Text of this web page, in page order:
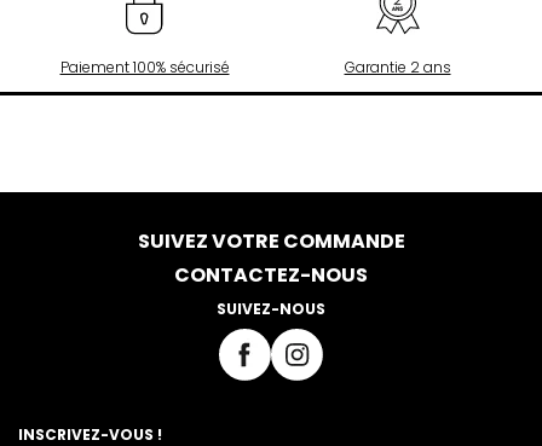
Paiement 100% sécurisé Garantie 2 ans
SUIVEZ VOTRE COMMANDE
CONTACTEZ-NOUS
SUIVEZ-NOUS
INSCRIVEZ-VOUS !